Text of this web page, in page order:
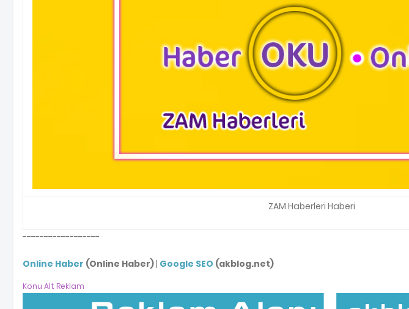
ZAM Haberleri Haberi
------------------
Online Haber (Online Haber)| Google SEO (akblog.net)
Konu Alt Reklam